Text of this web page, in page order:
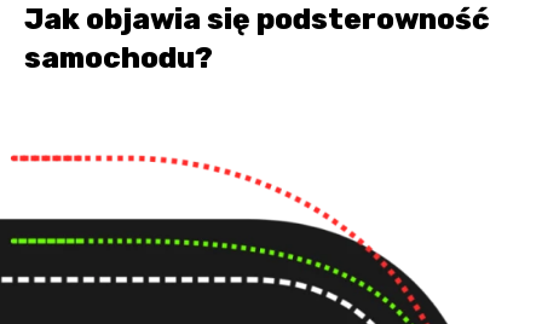
Jak objawia się podsterowność
samochodu?